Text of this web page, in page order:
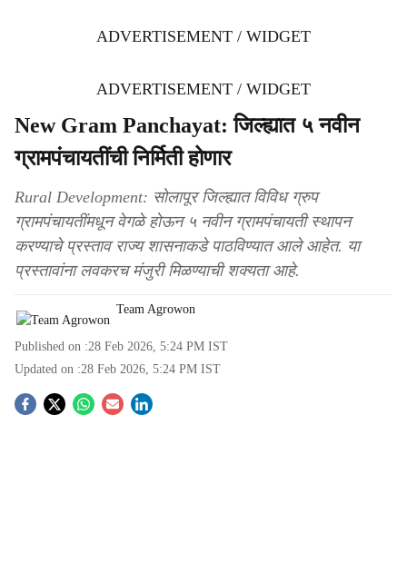
ADVERTISEMENT / WIDGET
ADVERTISEMENT / WIDGET
New Gram Panchayat: जिल्ह्यात ५ नवीन
ग्रामपंचायतींची निर्मिती होणार
Rural Development: सोलापूर जिल्ह्यात विविध ग्रुप
ग्रामपंचायतींमधून वेगळे होऊन ५ नवीन ग्रामपंचायती स्थापन
करण्याचे प्रस्ताव राज्य शासनाकडे पाठविण्यात आले आहेत. या
प्रस्तावांना लवकरच मंजुरी मिळण्याची शक्यता आहे.
Team Agrowon
Published on :28 Feb 2026, 5:24 PM IST
Updated on :28 Feb 2026, 5:24 PM IST
S